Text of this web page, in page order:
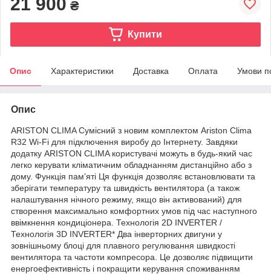
₴
Купити
Опис Характеристики Доставка Оплата Умови
Опис
ARISTON CLIMA Сумісний з новим комплектом Ariston Clima
R32 Wi-Fi для підключення виробу до Інтернету. Завдяки
додатку ARISTON CLIMA користувачі можуть в будь-який час
легко керувати кліматичним обладнанням дистанційно або з
дому. Функція пам’яті Ця функція дозволяє встановлювати та
зберігати температуру та швидкість вентилятора (а також
налаштування нічного режиму, якщо він активований) для
створення максимально комфортних умов під час наступного
ввімкнення кондиціонера. Технологія 2D INVERTER /
Технологія 3D INVERTER* Два інверторних двигуни у
зовнішньому блоці для плавного регулювання швидкості
вентилятора та частоти компресора. Це дозволяє підвищити
енергоефективність і покращити керування споживанням